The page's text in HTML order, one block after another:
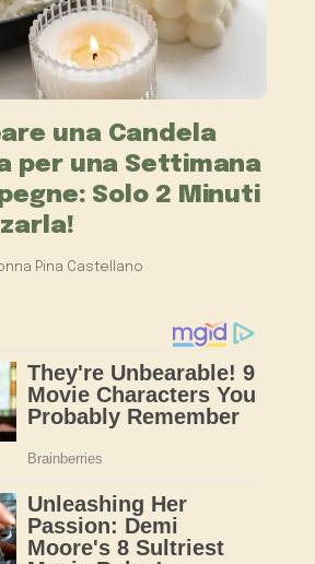
una Candela
per una Settimana
Solo 2 Minuti
Pina Castellano